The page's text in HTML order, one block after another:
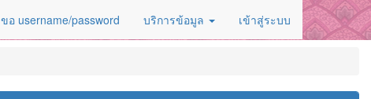
ขอ username/password บริการข้อมูล เข้าสู่ระบบ